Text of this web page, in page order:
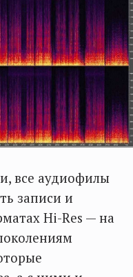
все аудиофилы
записи и
Hi-Res — на